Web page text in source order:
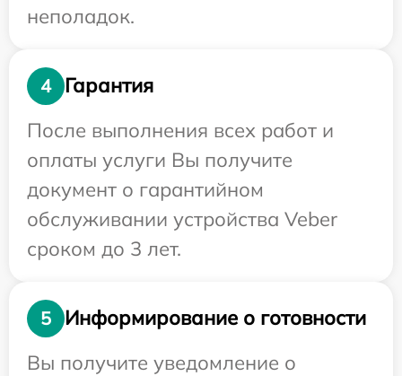
неполадок.
4
Гарантия
После выполнения всех работ и
оплаты услуги Вы получите
документ о гарантийном
обслуживании устройства Veber
сроком до 3 лет.
5
Информирование о готовности
Вы получите уведомление о